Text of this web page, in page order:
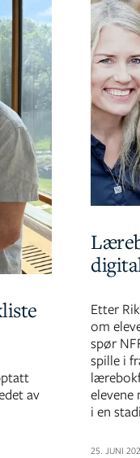
av
Etter
om
spør
spille i
i en
25. JUNI